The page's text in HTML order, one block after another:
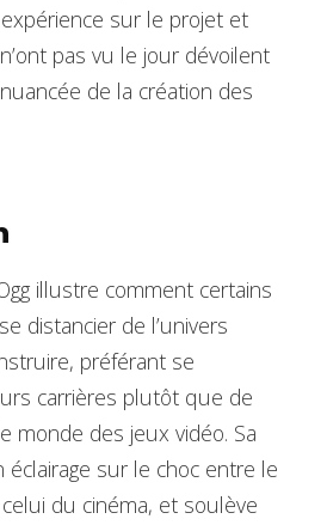
sur le projet et
pas vu le jour dévoilent
de la création des
illustre comment certains
distancier de l’univers
préférant se
carrières plutôt que de
monde des jeux vidéo. Sa
sur le choc entre le
du cinéma, et soulève